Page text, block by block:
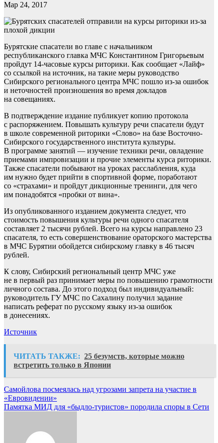
Мар 24, 2017
Бурятские спасатели во главе с начальником
республиканского главка МЧС Константином Григорьевым
пройдут 14-часовые курсы риторики. Как сообщает «Лайф»
со ссылкой на источник, на такие меры руководство
Сибирского регионального центра МЧС пошло из-за ошибок
и неточностей произношения во время докладов
на совещаниях.
В подтверждение издание публикует копию протокола
с распоряжением. Повышать культуру речи спасатели будут
в школе современной риторики «Слово» на базе Восточно-
Сибирского государственного института культуры.
В программе занятий — изучение техники речи, овладение
приемами импровизации и прочие элементы курса риторики.
Также спасатели побывают на уроках расслабления, куда
им нужно будет прийти в спортивной форме, поработают
со «страхами» и пройдут дикционные тренинги, для чего
им понадобятся «пробки от вина».
Из опубликованного изданием документа следует, что
стоимость повышения культуры речи одного спасателя
составляет 2 тысячи рублей. Всего на курсы направлено 23
спасателя, то есть совершенствование ораторского мастерства
в МЧС Бурятии обойдется сибирскому главку в 46 тысяч
рублей.
К слову, Сибирский региональный центр МЧС уже
не в первый раз принимает меры по повышению грамотности
личного состава. До этого подход был индивидуальный:
руководитель ГУ МЧС по Сахалину получил задание
написать реферат по русскому языку из-за ошибок
в донесениях.
Источник
ЧИТАТЬ ТАКЖЕ: 25 безумств, которые можно
встретить только в Японии
Навигация
по
Самойлова посмеялась над угрозами запрета на участие в
«Евровидении»
Памятка МИД для «быдло-туристов» породила споры в Сети